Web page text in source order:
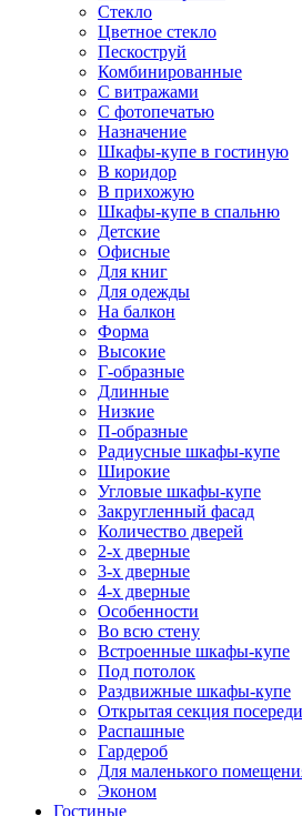
Стекло
Цветное стекло
Пескоструй
Комбинированные
С витражами
С фотопечатью
Назначение
Шкафы-купе в гостиную
В коридор
В прихожую
Шкафы-купе в спальню
Детские
Офисные
Для книг
Для одежды
На балкон
Форма
Высокие
Г-образные
Длинные
Низкие
П-образные
Радиусные шкафы-купе
Широкие
Угловые шкафы-купе
Закругленный фасад
Количество дверей
2-х дверные
3-х дверные
4-х дверные
Особенности
Во всю стену
Встроенные шкафы-купе
Под потолок
Раздвижные шкафы-купе
Открытая секция
Распашные
Гардероб
Для маленького
Эконом
Гостиные